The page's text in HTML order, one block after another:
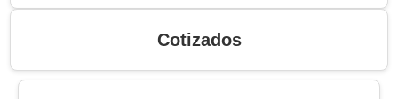
Cotizados